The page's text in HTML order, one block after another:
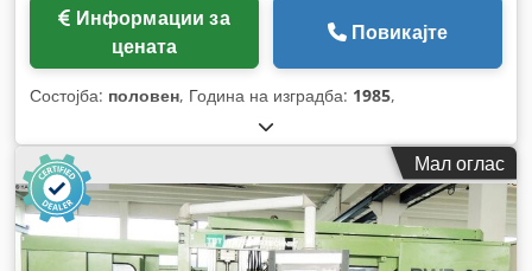
цената
Повикајте
Состојба: половен, Година на изградба: 1985,
Мал оглас